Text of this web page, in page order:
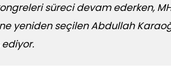
süreci devam ederken,
yeniden seçilen Abdullah